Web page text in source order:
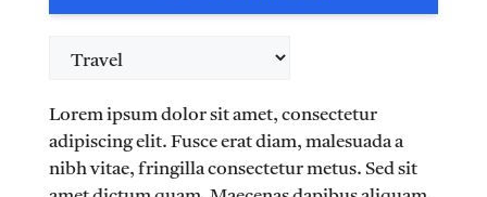
Lorem ipsum dolor sit amet, consectetur
adipiscing elit. Fusce erat diam, malesuada a
nibh vitae, fringilla consectetur metus. Sed sit